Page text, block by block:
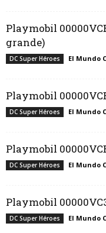
Playmobil
grande)
DC Super Héroes El Mundo
Playmobil
DC Super Héroes El Mundo
Playmobil
DC Super Héroes El Mundo
Playmobil
DC Super Héroes El Mundo